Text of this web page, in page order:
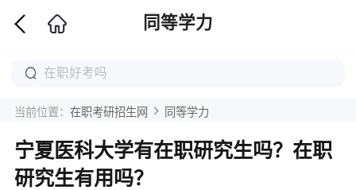
同等学力
当前位置： 在职考研招生网 同等学力
宁夏医科大学有在职研究生吗？在职
研究生有用吗？